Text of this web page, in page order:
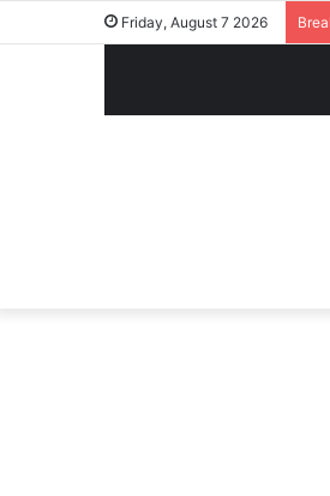
Friday, August 7 2026